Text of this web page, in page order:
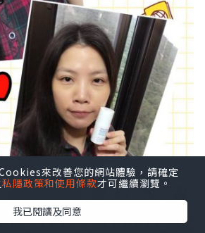
來改善您的網站體驗，請確定
私隱政策和使用條款才可繼續瀏覽。
我已閱讀及同意